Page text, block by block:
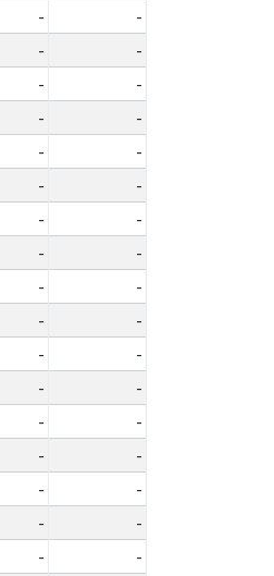
-
-
-
-
-
-
-
-
-
-
-
-
-
-
-
-
-
-
-
-
-
-
-
-
-
-
-
-
-
-
-
-
-
-